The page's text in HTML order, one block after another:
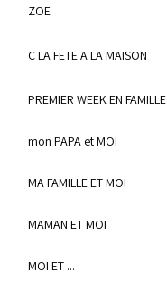
ZOE
C LA FETE A LA MAISON
PREMIER WEEK EN FAMILLE
mon PAPA et MOI
MA FAMILLE ET MOI
MAMAN ET MOI
MOI ET ...